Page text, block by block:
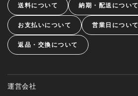
送料について 納期・配送について
お支払いについて 営業日について
返品・交換について
運営会社